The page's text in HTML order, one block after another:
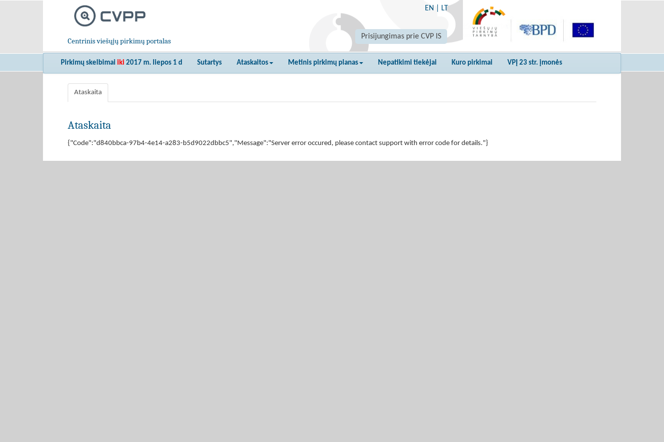
Centrinis viešųjų pirkimų portalas
EN LT
Prisijungimas prie CVP IS
Pirkimų skelbimai iki 2017 m. liepos 1 d Sutartys Ataskaitos Metinis pirkimų planas Nepatikimi tiekėjai Kuro pirkimai VPĮ 23 str. įmonės
Ataskaita
Ataskaita
{"Code":"d840bbca-97b4-4e14-a283-b5d9022dbbc5","Message":"Server error occured, please contact support with error code for details."}